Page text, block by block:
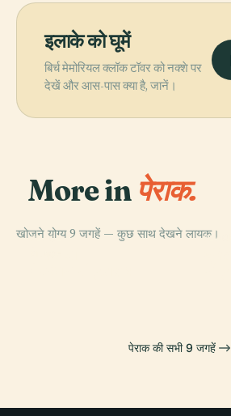
इलाके को घूमें
बिर्च मेमोरियल क्लॉक टॉवर को नक्शे पर
देखें और आस-पास क्या है, जानें।
More in पेराक.
खोजने योग्य 9 जगहें — कुछ साथ देखने लायक।
PLACE PLACE
PLACE
पेराक की सभी 9 जगहें